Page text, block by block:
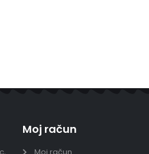
Moj račun